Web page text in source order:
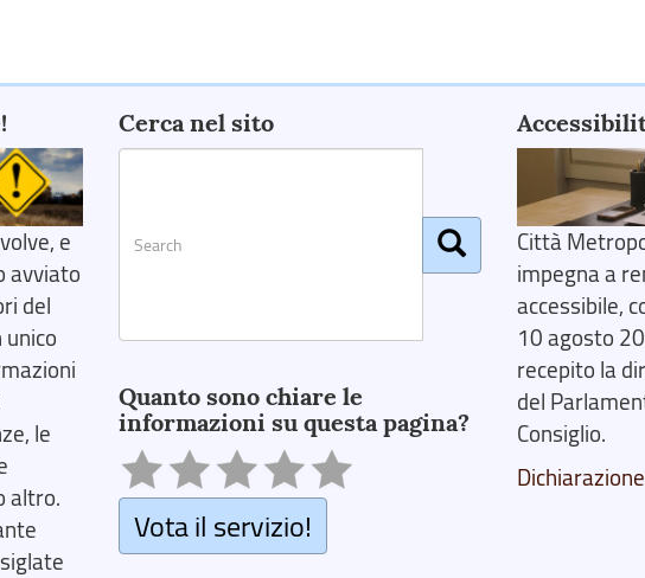
e
avviato
del
le
altro.
Cerca nel sito
Quanto sono chiare le
informazioni su questa pagina?
Vota il servizio!
Città
impegna a
accessibile,
10 agosto
recepito la
del
Consiglio.